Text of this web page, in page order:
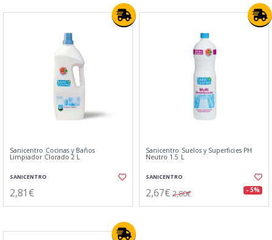
Sanicentro Cocinas y Baños
Limpiador Clorado 2 L
SANICENTRO
2,81€
Sanicentro Suelos y Superficies PH
Neutro 1.5 L
SANICENTRO
2,67€ 2,80€ - 5%